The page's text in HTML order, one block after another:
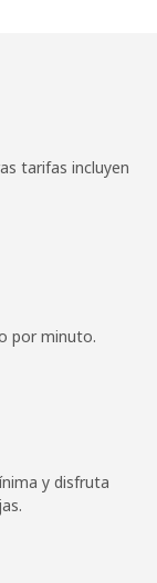
tu contraseña? →
tarifas incluyen
por minuto.
y disfruta